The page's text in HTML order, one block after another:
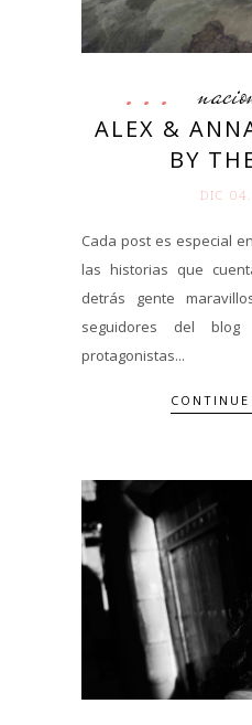
ALEX &
BY
DIC
Cada post es especial
las historias que
detrás gente
seguidores del
protagonistas...